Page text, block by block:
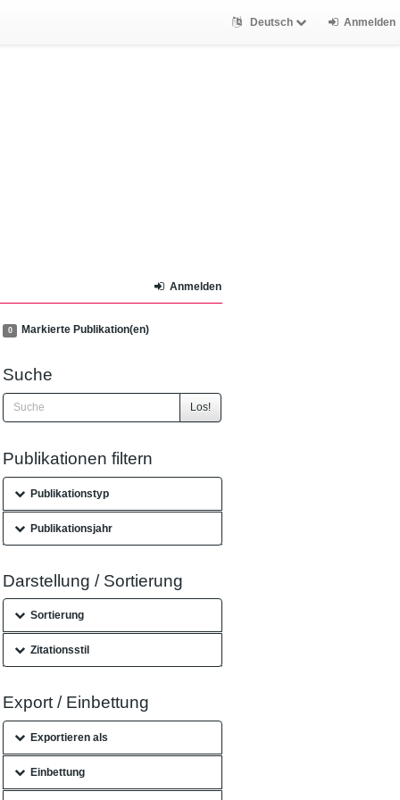
Deutsch Anmelden
Anmelden
0 Markierte Publikation(en)
Suche
Los!
Publikationen filtern
Publikationstyp
Publikationsjahr
Darstellung / Sortierung
Sortierung
Zitationsstil
Export / Einbettung
Exportieren als
Einbettung